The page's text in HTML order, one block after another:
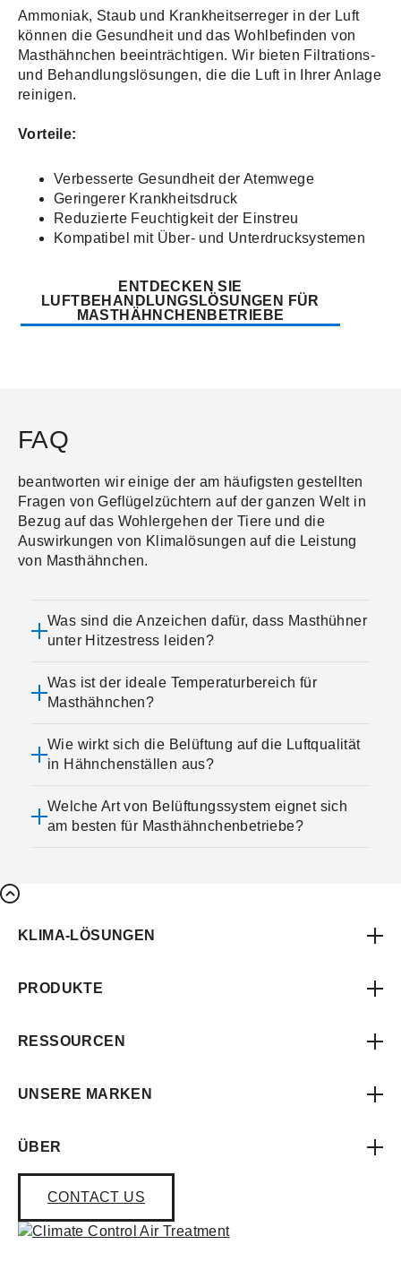
Ammoniak, Staub und Krankheitserreger in der Luft
können die Gesundheit und das Wohlbefinden von
Masthähnchen beeinträchtigen. Wir bieten Filtrations-
und Behandlungslösungen, die die Luft in Ihrer Anlage
reinigen.
Vorteile:
Verbesserte Gesundheit der Atemwege
Geringerer Krankheitsdruck
Reduzierte Feuchtigkeit der Einstreu
Kompatibel mit Über- und Unterdrucksystemen
ENTDECKEN SIE
LUFTBEHANDLUNGSLÖSUNGEN FÜR
MASTHÄHNCHENBETRIEBE
FAQ
beantworten wir einige der am häufigsten gestellten
Fragen von Geflügelzüchtern auf der ganzen Welt in
Bezug auf das Wohlergehen der Tiere und die
Auswirkungen von Klimalösungen auf die Leistung
von Masthähnchen.
Was sind die Anzeichen dafür, dass Masthühner
unter Hitzestress leiden?
Was ist der ideale Temperaturbereich für
Masthähnchen?
Wie wirkt sich die Belüftung auf die Luftqualität
in Hähnchenställen aus?
Welche Art von Belüftungssystem eignet sich
am besten für Masthähnchenbetriebe?
KLIMA-LÖSUNGEN
PRODUKTE
RESSOURCEN
UNSERE MARKEN
ÜBER
CONTACT US